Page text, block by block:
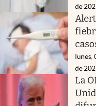
de
lunes,
de
La